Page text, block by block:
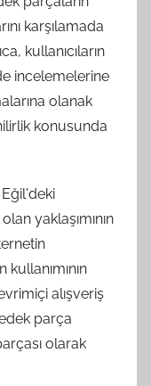
karşılamada
kullanıcıların
incelemelerine
olanak
konusunda
yaklaşımının
alışveriş
parça
olarak